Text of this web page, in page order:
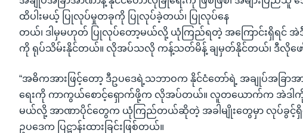
ထိပါးမယ့် ပြုလုပ်မှုတခုကို ပြုလုပ်ခဲ့တယ်၊ ပြုလုပ်နေ
တယ်၊ ဒါမှမဟုတ် ပြုလုပ်တော့မယ်လို့ ယုံကြည်ရတဲ့ အကြောင်းရှိရင်
ကို ရုပ်သိမ်းနိုင်တယ်။ လိုအပ်သလို ကန့်သတ်မိန့် ချမှတ်နိုင်တယ်၊ ဒီလိုဖော်
“အဓိကအားဖြင့်တော့ ဒီဥပဒေရဲ့သဘာဝက နိုင်ငံတော်ရဲ့ အချုပ်အခြာ
ရေးကို ကာကွယ်စောင့်ရှောက်ဖို့က လိုအပ်တယ်။ လူတယောက်က အဲဒါကို
မယ်လို့ အာဏာပိုင်တွေက ယုံကြည်တယ်ဆိုတဲ့ အခါမျိုးတွေမှာ လုပ်ခွ
ဥပဒေက ပြဋ္ဌာန်းထားခြင်းဖြစ်တယ်။